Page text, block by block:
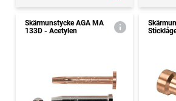
Skärmunstycke AGA MA
133D - Acetylen